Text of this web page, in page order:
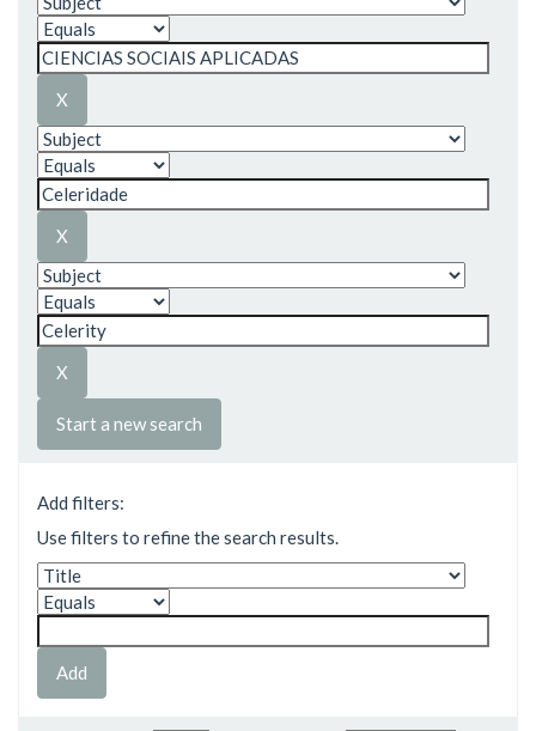
Start a new search
Add filters:
Use filters to refine the search results.